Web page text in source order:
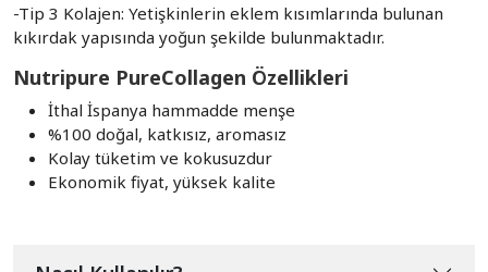
-Tip 3 Kolajen: Yetişkinlerin eklem kısımlarında bulunan
kıkırdak yapısında yoğun şekilde bulunmaktadır.
Nutripure PureCollagen Özellikleri
İthal İspanya hammadde menşe
%100 doğal, katkısız, aromasız
Kolay tüketim ve kokusuzdur
Ekonomik fiyat, yüksek kalite